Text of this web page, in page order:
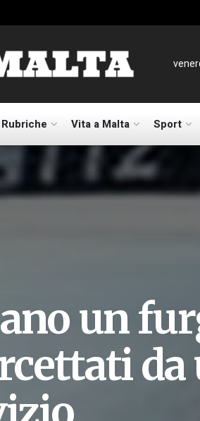
Rubriche Vita a Malta Sport
un
da